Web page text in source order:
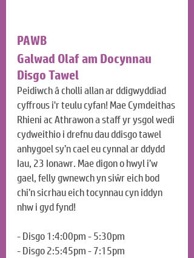
PAWB
Galwad Olaf am Docynnau
Disgo Tawel
Peidiwch â cholli allan ar ddigwyddiad
cyffrous i'r teulu cyfan! Mae Cymdeithas
Rhieni ac Athrawon a staff yr ysgol wedi
cydweithio i drefnu dau ddisgo tawel
anhygoel sy’n cael eu cynnal ar ddydd
Iau, 23 Ionawr. Mae digon o hwyl i’w
gael, felly gwnewch yn siŵr eich bod
chi’n sicrhau eich tocynnau cyn iddyn
nhw i gyd fynd!
- Disgo 1:4:00pm - 5:30pm
- Disgo 2:5:45pm - 7:15pm